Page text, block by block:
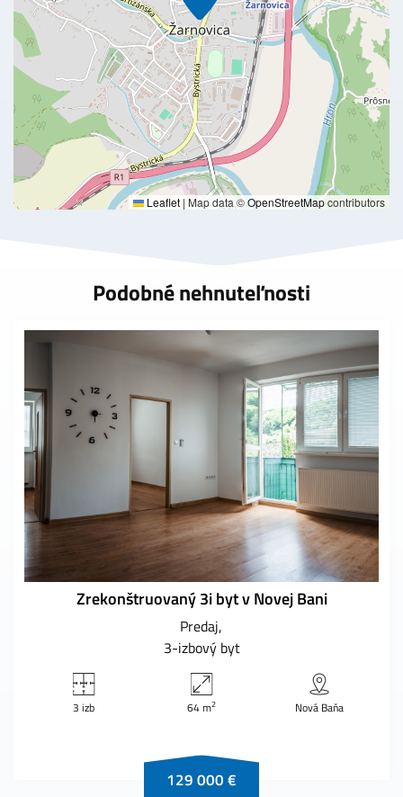
Leaflet | Map data ©OpenStreetMapcontributors
Podobné nehnuteľnosti
Zrekonštruovaný 3i byt v Novej Bani
Predaj
3-izbový byt
3 izb 64 m2 Nová Baňa
129 000 €